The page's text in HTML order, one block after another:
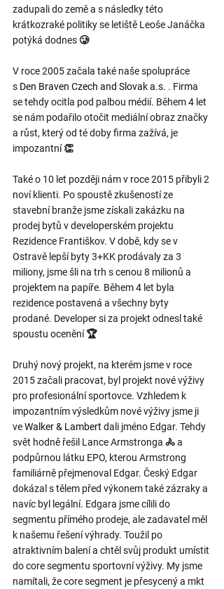
zadupali do země a s následky této
krátkozraké politiky se letiště Leoše Janáčka
potýká dodnes 🥲
V roce 2005 začala také naše spolupráce
s Den Braven Czech and Slovak a.s. . Firma
se tehdy ocitla pod palbou médií. Během 4 let
se nám podařilo otočit mediální obraz značky
a růst, který od té doby firma zažívá, je
impozantní 👏
Také o 10 let později nám v roce 2015 přibyli 2
noví klienti. Po spoustě zkušeností ze
stavební branže jsme získali zakázku na
prodej bytů v developerském projektu
Rezidence Františkov. V době, kdy se v
Ostravě lepší byty 3+KK prodávaly za 3
miliony, jsme šli na trh s cenou 8 milionů a
projektem na papíře. Během 4 let byla
rezidence postavená a všechny byty
prodané. Developer si za projekt odnesl také
spoustu ocenění 🏆
Druhý nový projekt, na kterém jsme v roce
2015 začali pracovat, byl projekt nové výživy
pro profesionální sportovce. Vzhledem k
impozantním výsledkům nové výživy jsme ji
veWalker & Lambert dali jméno Edgar. Tehdy
svět hodně řešil Lance Armstronga 🚴 a
podpůrnou látku EPO, kterou Armstrong
familiárně přejmenoval Edgar. Český Edgar
dokázal s tělem před výkonem také zázraky a
navíc byl legální. Edgara jsme cílili do
segmentu přímého prodeje, ale zadavatel měl
k našemu řešení výhrady. Toužil po
atraktivním balení a chtěl svůj produkt umístit
do core segmentu sportovní výživy. My jsme
namítali, že core segment je přesycený a mkt